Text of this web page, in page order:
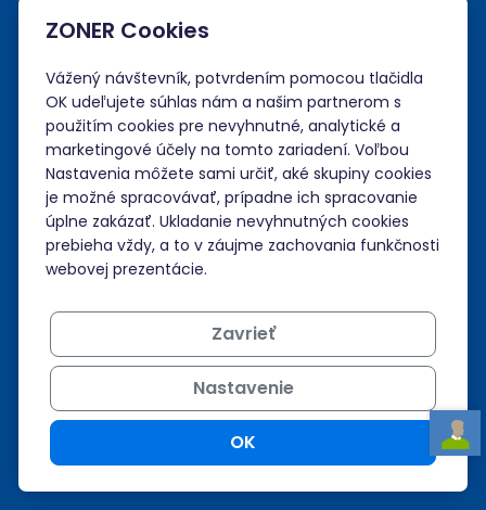
Prihlásiť sa
Neviem si rady?
Nápoveda
Podpora 24/7
+421 268 265 986
ZONER Cookies
Vážený návštevník, potvrdením pomocou tlačidla
OK udeľujete súhlas nám a našim partnerom s
použitím cookies pre nevyhnutné, analytické a
marketingové účely na tomto zariadení. Voľbou
Nastavenia môžete sami určiť, aké skupiny cookies
je možné spracovávať, prípadne ich spracovanie
úplne zakázať. Ukladanie nevyhnutných cookies
prebieha vždy, a to v záujme zachovania funkčnosti
webovej prezentácie.
Zavrieť
Nastavenie
OK